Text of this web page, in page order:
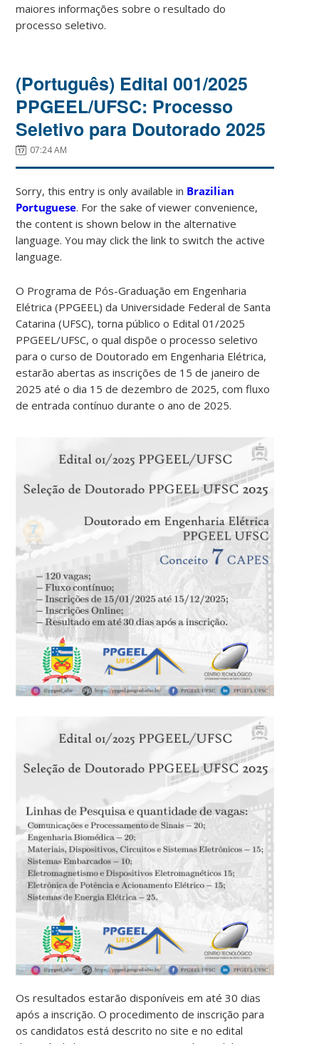
maiores informações sobre o resultado do
processo seletivo.
(Português) Edital 001/2025
PPGEEL/UFSC: Processo
Seletivo para Doutorado 2025
07:24 AM
Sorry, this entry is only available in Brazilian
Portuguese. For the sake of viewer convenience,
the content is shown below in the alternative
language. You may click the link to switch the active
language.
O Programa de Pós-Graduação em Engenharia
Elétrica (PPGEEL) da Universidade Federal de Santa
Catarina (UFSC), torna público o Edital 01/2025
PPGEEL/UFSC, o qual dispõe o processo seletivo
para o curso de Doutorado em Engenharia Elétrica,
estarão abertas as inscrições de 15 de janeiro de
2025 até o dia 15 de dezembro de 2025, com fluxo
de entrada contínuo durante o ano de 2025.
Os resultados estarão disponíveis em até 30 dias
após a inscrição. O procedimento de inscrição para
os candidatos está descrito no site e no edital